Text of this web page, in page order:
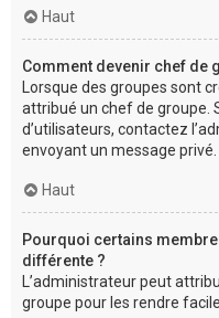
Haut
Comment devenir chef de
Lorsque des groupes sont
attribué un chef de groupe.
d’utilisateurs, contactez
envoyant un message privé.
Haut
Pourquoi certains
différente ?
L’administrateur peut
groupe pour les rendre